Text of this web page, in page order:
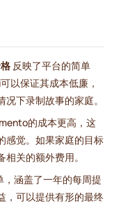
反映了平台的简单
以保证其成本低廉，
下录制故事的家庭。
的成本更高，这
感觉。如果家庭的目标
关的额外费用。
涵盖了一年的每周提
，可以提供有形的最终